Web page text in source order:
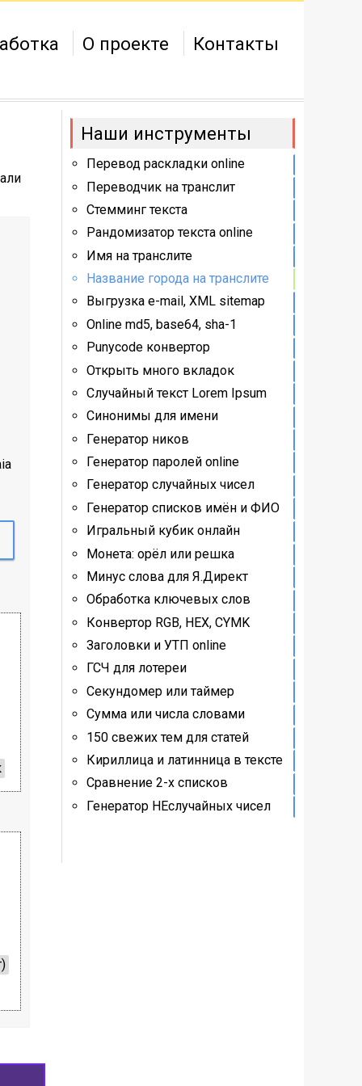
О проекте Контакты
Наши инструменты
Перевод раскладки online
Переводчик на транслит
Стемминг текста
Рандомизатор текста online
Имя на транслите
Название города на транслите
Выгрузка e-mail, XML sitemap
Online md5, base64, sha-1
Punycode конвертор
Открыть много вкладок
Случайный текст Lorem Ipsum
Синонимы для имени
Генератор ников
Генератор паролей online
Генератор случайных чисел
Генератор списков имён и ФИО
Игральный кубик онлайн
Монета: орёл или решка
Минус слова для Я.Директ
Обработка ключевых слов
Конвертор RGB, HEX, CYMK
Заголовки и УТП online
ГСЧ для лотереи
Секундомер или таймер
Сумма или числа словами
150 свежих тем для статей
Кириллица и латинница в тексте
Сравнение 2-х списков
Генератор НЕслучайных чисел